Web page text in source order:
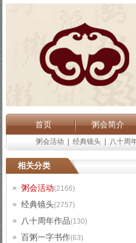
首页 粥会简介
粥会活动 经典镜头 八十周
相关分类
粥会活动(2166)
经典镜头(2757)
八十周年作品(130)
百粥一字书作(63)